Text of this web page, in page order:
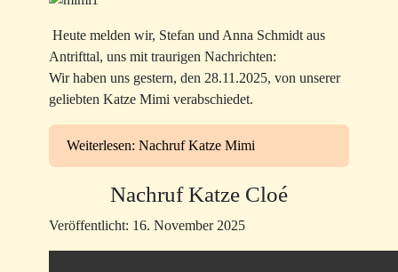
Heute melden wir, Stefan und Anna Schmidt aus
Antrifttal, uns mit traurigen Nachrichten:
Wir haben uns gestern, den 28.11.2025, von unserer
geliebten Katze Mimi verabschiedet.
Weiterlesen: Nachruf Katze Mimi
Nachruf Katze Cloé
Veröffentlicht: 16. November 2025